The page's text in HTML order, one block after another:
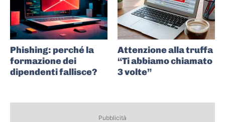
Phishing: perché la
formazione dei
dipendenti fallisce?
Attenzione alla truffa
“Ti abbiamo chiamato
3 volte”
Pubblicità